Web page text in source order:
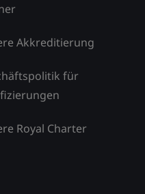
Akkreditierung
für
Royal Charter